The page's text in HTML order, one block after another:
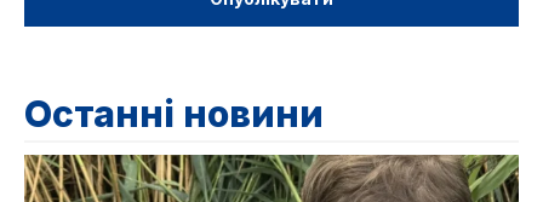
Останні новини